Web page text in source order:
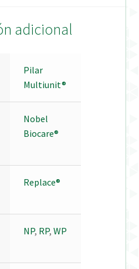
adicional
Pilar
Multiunit®
Nobel
Biocare®
Replace®
NP, RP, WP